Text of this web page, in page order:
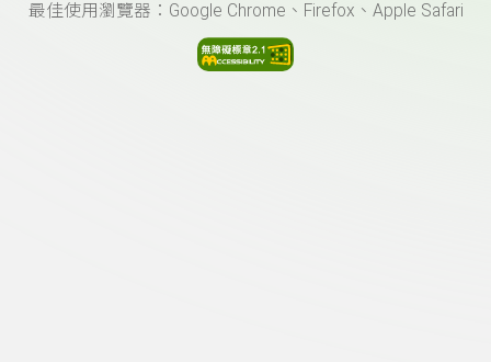
最佳使用瀏覽器：Google Chrome、Firefox、Apple Safari